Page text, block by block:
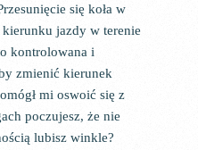
się koła w
jazdy w terenie
kontrolowana i
zmienić kierunek
mi oswoić się z
poczujesz, że nie
lubisz winkle?